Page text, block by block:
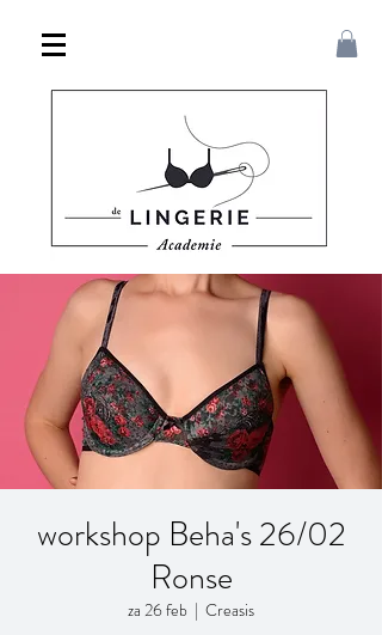
workshop Beha's 26/02
Ronse
za 26 feb
  |
Creasis